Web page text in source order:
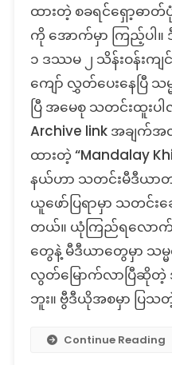
ပြန်
လွတ်မ
လာ
တဲ့
သတင်
ထားတဲ့ စခရင်ရှော့ဓာ
ကို အောက်မှာ ကြည့်ပါ။
၁ ဒဿမ ၂ သိန်းဝန်းက
ကျော် လွှတ်‌ပေးနေပြီ သမ္
ပြီ အမေစု သတင်းထူးပါ
Archive link အချက်
ထားတဲ့ “Mandalay
နယ်ဟာ သတင်းမီဒီယ
ယူဖော်ပြရာမှာ သတင်း
တယ်။ ယုံကြည်ရလောက်
တွေနဲ့ မီဒီယာတွေမှာ သမ္မ
လွတ်မြောက်လာပြီဆိုတဲ့
ဘူး။ ဗွီဒီယိုအစမှာ ပြသ
Continue Reading